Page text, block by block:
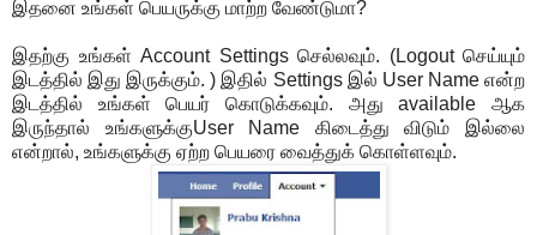
இதனை உங்கள் பெயருக்கு மாற்ற வேண்டுமா?
இதற்கு உங்கள் Account Settings செல்லவும். (Logout செய்யும்
இடத்தில் இது இருக்கும். ) இதில் Settings இல் User Name என்ற
இடத்தில் உங்கள் பெயர் கொடுக்கவும். அது available ஆக
இருந்தால் உங்களுக்குUser Name கிடைத்து விடும் இல்லை
என்றால், உங்களுக்கு ஏற்ற பெயரை வைத்துக் கொள்ளவும்.